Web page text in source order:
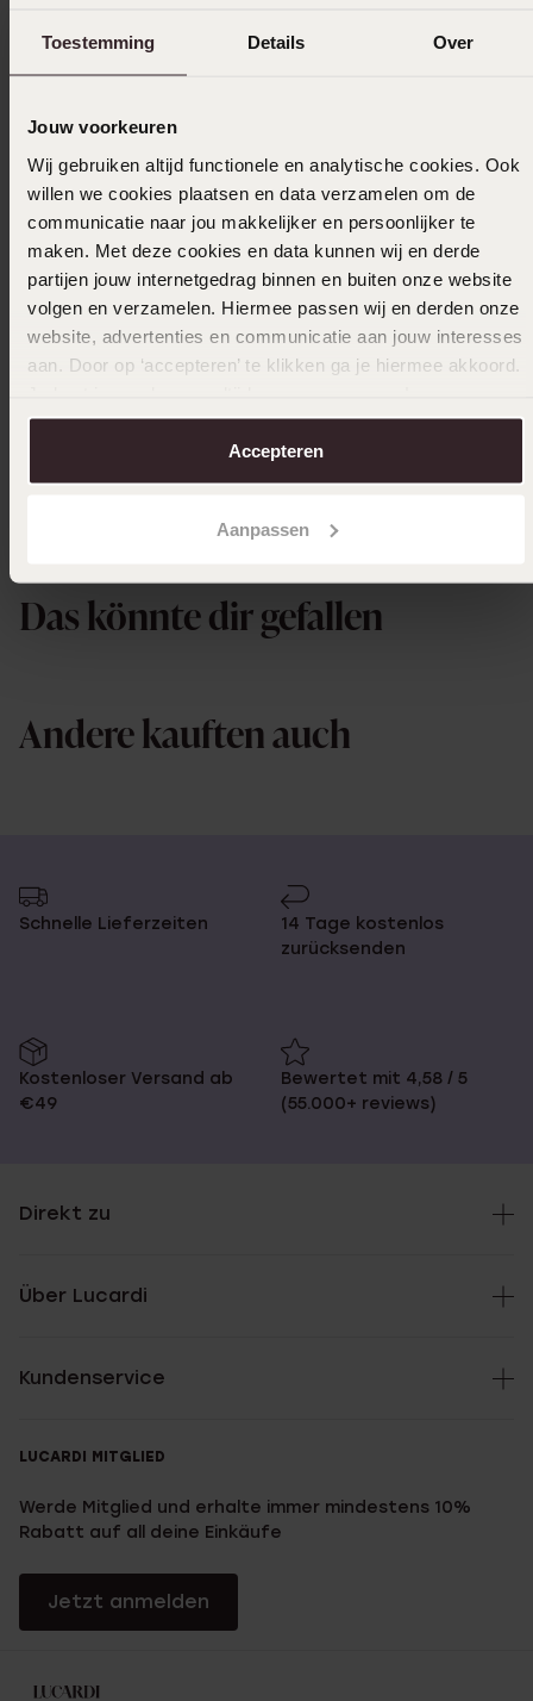
Toestemming Details Over
Jouw voorkeuren
Wij gebruiken altijd functionele en analytische cookies. Ook
willen we cookies plaatsen en data verzamelen om de
communicatie naar jou makkelijker en persoonlijker te
maken. Met deze cookies en data kunnen wij en derde
partijen jouw internetgedrag binnen en buiten onze website
volgen en verzamelen. Hiermee passen wij en derden onze
website, advertenties en communicatie aan jouw interesses
aan. Door op ‘accepteren’ te klikken ga je hiermee akkoord.
over in onscookiebeleid.
Accepteren
Aanpassen
0.0%
2
Gesammelt unter denNutzungsbedingungenvon
Trusted shops
Filter
04-11-2023 - Erma K.
Sieht zu unecht aus
Übersetzt | Original ansehen
Das könnte dir gefallen
Andere kauften auch
Schnelle Lieferzeiten
14 Tage kostenlos
zurücksenden
Kostenloser Versand ab
€49
Bewertet mit 4,58 / 5
(55.000+ reviews)
Direkt zu
Über Lucardi
Kundenservice
LUCARDI MITGLIED
Werde Mitglied und erhalte immer mindestens 10%
Rabatt auf all deine Einkäufe
Jetzt anmelden